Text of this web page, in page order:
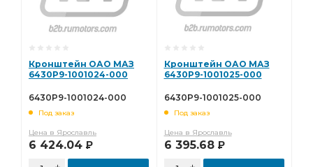
Кронштейн ОАО МАЗ
6430Р9-1001024-000
6430Р9-1001024-000
Под заказ
Цена в Ярославль
6 424.04 Р
Кронштейн ОАО МАЗ
6430Р9-1001025-000
6430Р9-1001025-000
Под заказ
Цена в Ярославль
6 395.68 Р